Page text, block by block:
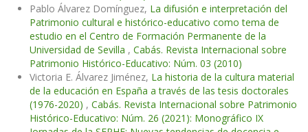
Pablo Álvarez Domínguez, La difusión e interpretación del
Patrimonio cultural e histórico-educativo como tema de
estudio en el Centro de Formación Permanente de la
Universidad de Sevilla , Cabás. Revista Internacional sobre
Patrimonio Histórico-Educativo: Núm. 03 (2010)
Victoria E. Álvarez Jiménez, La historia de la cultura material
de la educación en España a través de las tesis doctorales
(1976-2020) , Cabás. Revista Internacional sobre Patrimonio
Histórico-Educativo: Núm. 26 (2021): Monográfico IX